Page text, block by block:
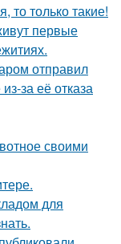
то только такие!
первые
отправил
за её отказа
своими
для